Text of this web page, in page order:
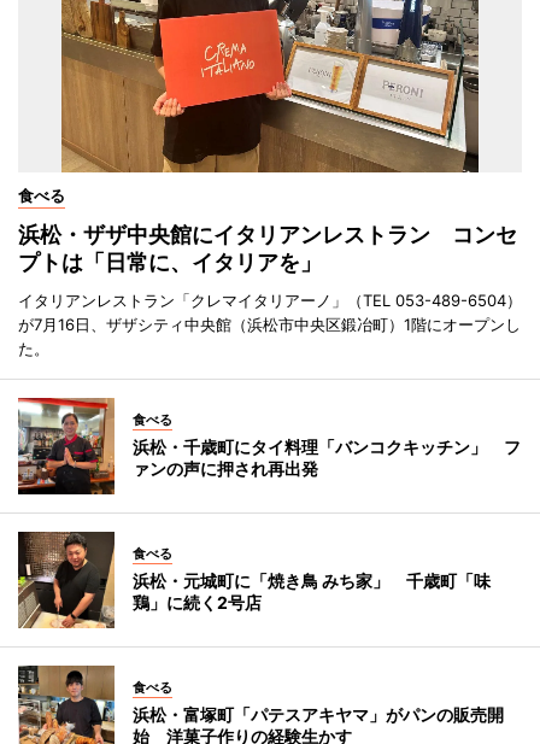
食べる
浜松・ザザ中央館にイタリアンレストラン コンセ
プトは「日常に、イタリアを」
イタリアンレストラン「クレマイタリアーノ」（TEL 053-489-6504）
が7月16日、ザザシティ中央館（浜松市中央区鍛冶町）1階にオープンし
た。
食べる
浜松・千歳町にタイ料理「バンコクキッチン」 フ
ァンの声に押され再出発
食べる
浜松・元城町に「焼き鳥 みち家」 千歳町「味
鶏」に続く2号店
食べる
浜松・富塚町「パテスアキヤマ」がパンの販売開
始 洋菓子作りの経験生かす